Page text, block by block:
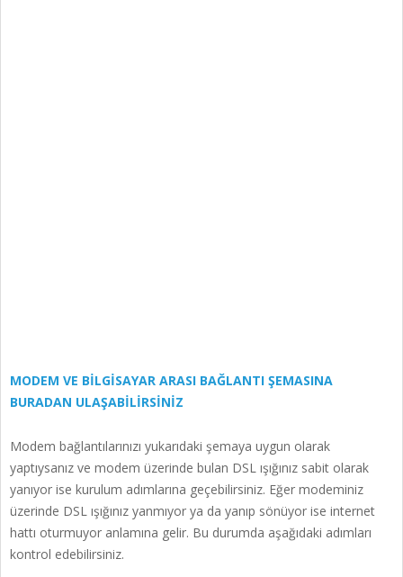
MODEM VE BİLGİSAYAR ARASI BAĞLANTI ŞEMASINA
BURADAN ULAŞABİLİRSİNİZ
Modem bağlantılarınızı yukarıdaki şemaya uygun olarak
yaptıysanız ve modem üzerinde bulan DSL ışığınız sabit olarak
yanıyor ise kurulum adımlarına geçebilirsiniz. Eğer modeminiz
üzerinde DSL ışığınız yanmıyor ya da yanıp sönüyor ise internet
hattı oturmuyor anlamına gelir. Bu durumda aşağıdaki adımları
kontrol edebilirsiniz.